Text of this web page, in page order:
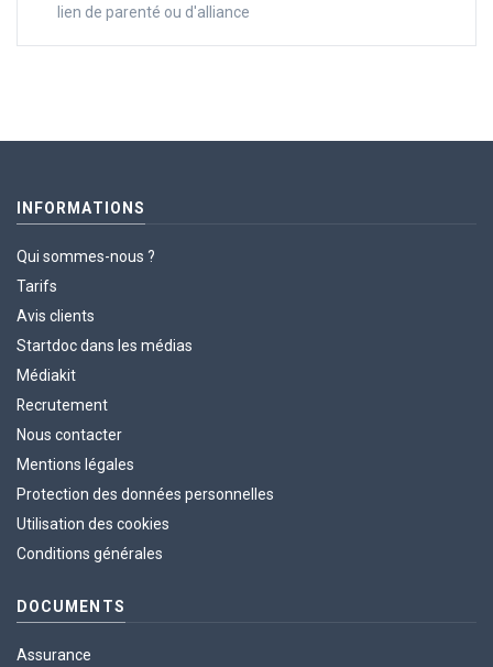
lien de parenté ou d'alliance
INFORMATIONS
Qui sommes-nous ?
Tarifs
Avis clients
Startdoc dans les médias
Médiakit
Recrutement
Nous contacter
Mentions légales
Protection des données personnelles
Utilisation des cookies
Conditions générales
DOCUMENTS
Assurance